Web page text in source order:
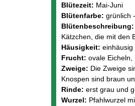
Blütezeit: Mai-Juni
Blütenfarbe: grünlich
Blütenbeschreibung:
Kätzchen, die mit den
Häusigkeit: einhäusig
Frucht: ovale Eicheln,
Zweige: Die Zweige
Knospen sind braun
Rinde: erst grau und
Wurzel: Pfahlwurzel